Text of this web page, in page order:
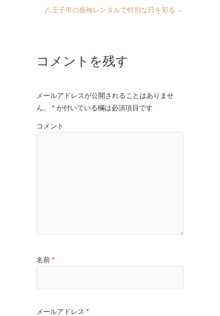
八王子市の振袖レンタルで特別な日を彩る →
コメントを残す
メールアドレスが公開されることはありませ
ん。
* が付いている欄は必須項目です
コメント
名前 *
メールアドレス *